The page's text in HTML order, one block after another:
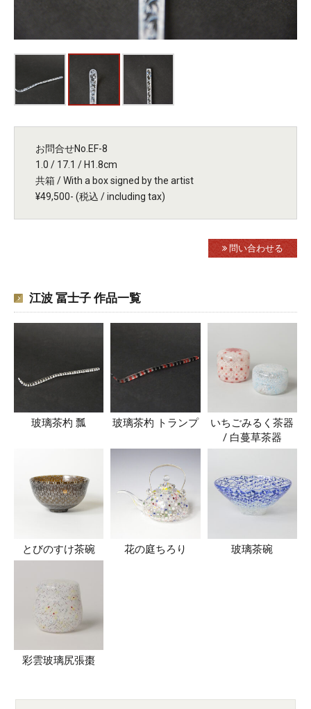
お問合せNo.EF-8
1.0 / 17.1 / H1.8cm
共箱 / With a box signed by the artist
¥49,500- (税込 / including tax)
問い合わせる
江波 冨士子 作品一覧
玻璃茶杓 瓢 玻璃茶杓 トランプ
いちごみるく茶器
/ 白蔓草茶器
とびのすけ茶碗 花の庭ちろり 玻璃茶碗
彩雲玻璃尻張棗